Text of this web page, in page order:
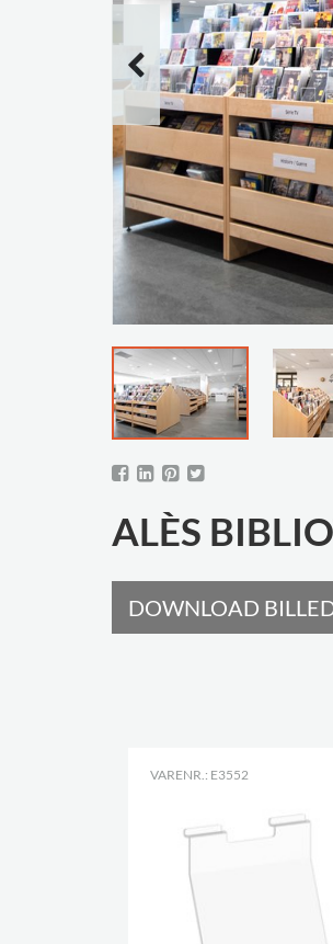
ALÈS
DOWNLOAD
VARENR.: E3552